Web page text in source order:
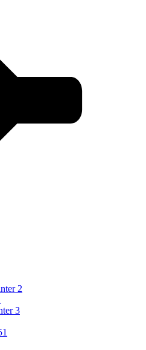
2
3